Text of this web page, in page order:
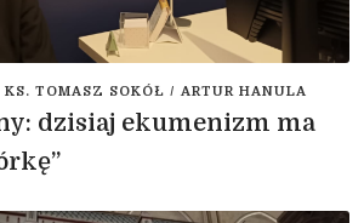
KS. TOMASZ SOKÓŁ / ARTUR HANULA
dzisiaj ekumenizm ma